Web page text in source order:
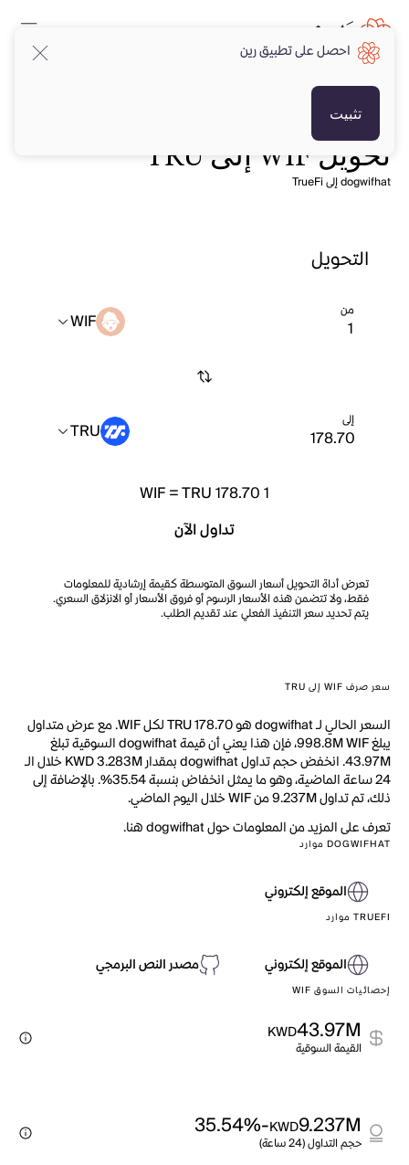
تحويل WIF إلى TRU
dogwifhat إلى TrueFi
التحويل
من WIF
إلى TRU
1
WIF=TRU 178.70
تداول الآن
تعرض أداة التحويل أسعار السوق المتوسطة كقيمة إرشادية للمعلومات
فقط، ولا تتضمن هذه الأسعار الرسوم أو فروق الأسعار أو الانزلاق السعري.
يتم تحديد سعر التنفيذ الفعلي عند تقديم الطلب.
سعر صرف WIF إلى TRU
السعر الحالي لـ dogwifhat هو TRU 178.70 لكل WIF. مع عرض متداول
يبلغ 998.8M WIF، فإن هذا يعني أن قيمة dogwifhat السوقية تبلغ
43.97M. انخفض حجم تداول dogwifhat بمقدار KWD 3.283M خلال الـ
24 ساعة الماضية، وهو ما يمثل انخفاض بنسبة 35.54%. بالإضافة إلى
ذلك، تم تداول 9.237M من WIF خلال اليوم الماضي.
تعرف على المزيد من المعلومات حول dogwifhat هنا.
DOGWIFHAT موارد
الموقع إلكتروني
TRUEFI موارد
الموقع إلكتروني مصدر النص البرمجي
إحصائيات السوق WIF
43.97M
KWD
القيمة السوقية
9.237M
KWD
-35.54%
حجم التداول (24 ساعة)
احصل على تطبيق رين
تثبيت